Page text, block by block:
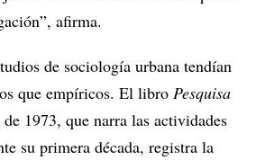
afirma.
de sociología urbana tendían
que empíricos. El libro Pesquisa
de 1973, que narra las actividades
su primera década, registra la